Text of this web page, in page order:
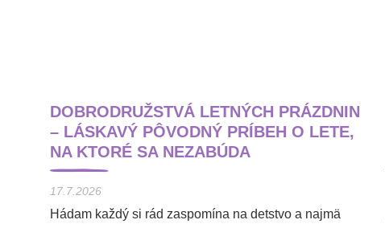
DOBRODRUŽSTVÁ LETNÝCH PRÁZDNIN
– LÁSKAVÝ PÔVODNÝ PRÍBEH O LETE,
NA KTORÉ SA NEZABÚDA
17.7.2026
Hádam každý si rád zaspomína na detstvo a najmä